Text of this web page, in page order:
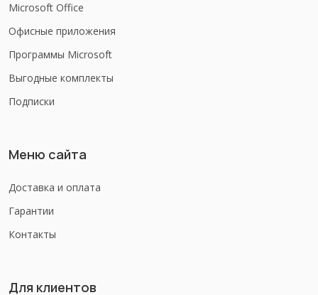
Microsoft Office
Офисные приложения
Программы Microsoft
Выгодные комплекты
Подписки
Меню сайта
Доставка и оплата
Гарантии
Контакты
Для клиентов